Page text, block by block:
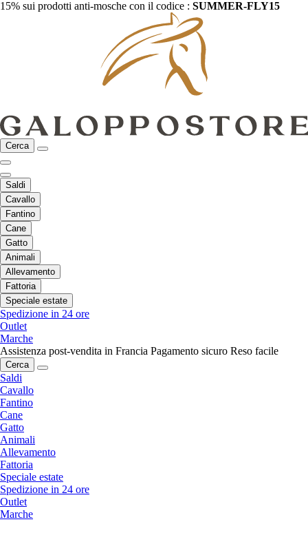
15% sui prodotti anti-mosche con il codice : SUMMER-FLY15
Cerca
Saldi
Cavallo
Fantino
Cane
Gatto
Animali
Allevamento
Fattoria
Speciale estate
Spedizione in 24 ore
Outlet
Marche
Assistenza post-vendita in Francia Pagamento sicuro Reso facile
Cerca
Saldi
Cavallo
Fantino
Cane
Gatto
Animali
Allevamento
Fattoria
Speciale estate
Spedizione in 24 ore
Outlet
Marche